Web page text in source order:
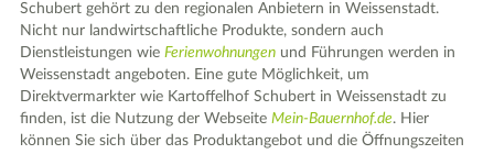
Schubert gehört zu den regionalen Anbietern in Weissenstadt.
Nicht nur landwirtschaftliche Produkte, sondern auch
Dienstleistungen wieFerienwohnungen und Führungen werden in
Weissenstadt angeboten. Eine gute Möglichkeit, um
Direktvermarkter wie Kartoffelhof Schubert in Weissenstadt zu
finden, ist die Nutzung der WebseiteMein-Bauernhof.de. Hier
können Sie sich über das Produktangebot und die Öffnungszeiten